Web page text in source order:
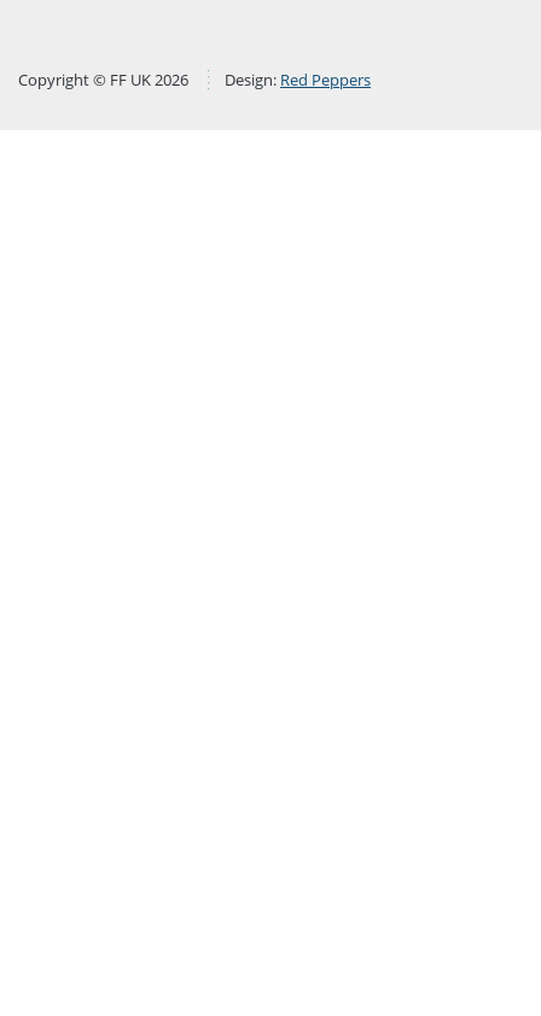
Copyright © FF UK 2026 Design: Red Peppers